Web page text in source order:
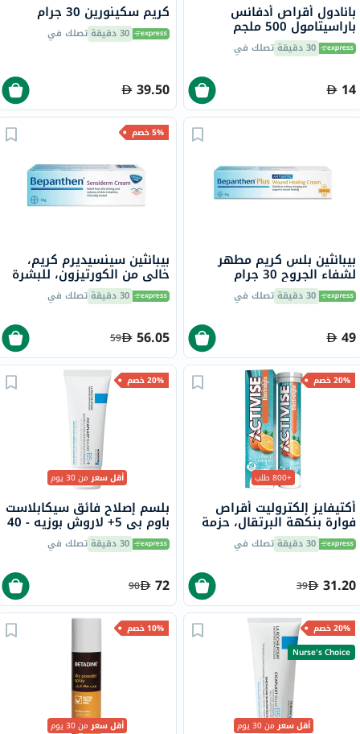
بانادول أقراص أدفانس
باراسيتامول 500 ملجم
قرص 30 دقيقة تصلك في
14
كريم سكينورين 30 جرام
30 دقيقة تصلك في
39.50
بيبانثين بلس كريم مطهر
لشفاء الجروح 30 جرام
30 دقيقة تصلك في
49
5% خصم
بيبانثين سينسيديرم كريم،
خالي من الكورتيزون، للبشرة
المتهيجة والحكة والاحمرار
50 جرام 30 دقيقة تصلك في
56.05
59
20% خصم
+800 طلب
أكتيفايز إلكتروليت أقراص
فوارة بنكهة البرتقال، حزمة
من 20 30 دقيقة تصلك في
31.20
39
20% خصم
أقل سعرمن 30 يوم
بلسم إصلاح فائق سيكابلاست
باوم بي 5+ لاروش بوزيه - 40
مل 30 دقيقة تصلك في
72
90
20% خصم
Nurse's Choice
أقل سعرمن 30 يوم
10% خصم
أقل سعرمن 30 يوم